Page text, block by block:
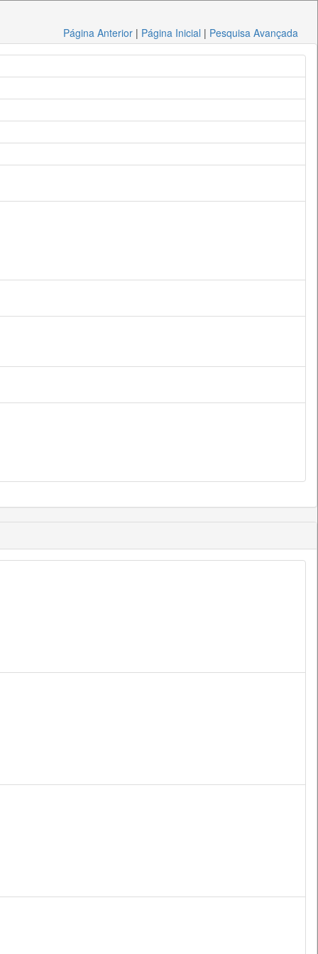
Página Anterior | Página Inicial | Pesquisa Avançada